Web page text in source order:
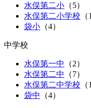
水俣第二小 （5）
水俣第二小学校 （
袋小 （4）
中学校
水俣第一中 （2）
水俣第二中
（7）
水俣第二中学校 （
袋中
（4）